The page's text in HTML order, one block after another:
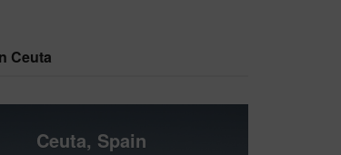
Ceuta
Ceuta, Spain